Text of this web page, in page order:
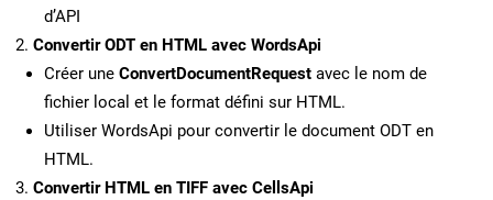
d’API
Convertir ODT en HTML avec WordsApi
Créer une ConvertDocumentRequest avec le nom de
fichier local et le format défini sur HTML.
Utiliser WordsApi pour convertir le document ODT en
HTML.
Convertir HTML en TIFF avec CellsApi